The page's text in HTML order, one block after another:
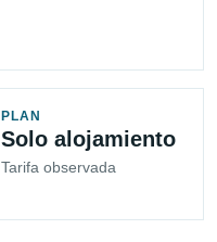
PLAN
Solo alojamiento
Tarifa observada